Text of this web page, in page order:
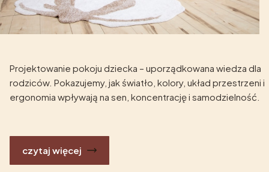
Projektowanie pokoju dziecka – uporządkowana wiedza dla
rodziców. Pokazujemy, jak światło, kolory, układ przestrzeni i
ergonomia wpływają na sen, koncentrację i samodzielność.
czytaj więcej